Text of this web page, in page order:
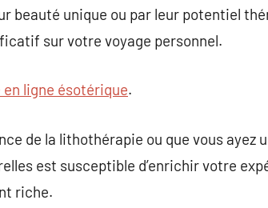
beauté unique ou par leur potentiel
sur votre voyage personnel.
ligne ésotérique.
de la lithothérapie ou que vous ayez
est susceptible d’enrichir votre
riche.